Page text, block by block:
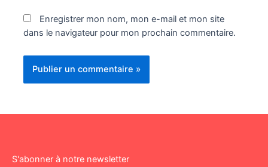
Enregistrer mon nom, mon e-mail et mon site
dans le navigateur pour mon prochain commentaire.
S'abonner à notre newsletter